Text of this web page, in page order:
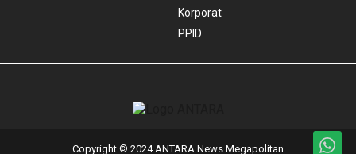
Korporat
PPID
Copyright © 2024 ANTARA News Megapolitan